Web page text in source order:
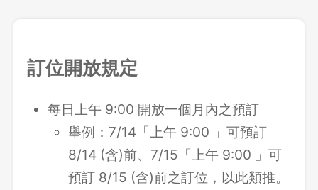
訂位開放規定
每日上午 9:00 開放一個月內之預訂
舉例：7/14「上午 9:00 」可預訂
8/14 (含)前、7/15「上午 9:00 」可
預訂 8/15 (含)前之訂位，以此類推。